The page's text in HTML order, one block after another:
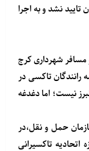
تایید نشد و به اجرا
مسافر شهرداری کرج
رانندگان تاکسی در
نیست؛ اما دغدغه
حمل و نقل،در
تاکسیرانی